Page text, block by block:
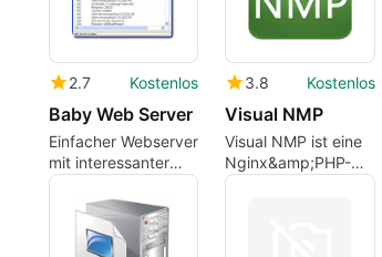
2.7 Kostenlos
Baby Web Server
Einfacher Webserver
mit interessanter
Funktionalität
3.8 Kostenlos
Visual NMP
Visual NMP ist eine
Nginx&amp;PHP-
Integrationsumgebung